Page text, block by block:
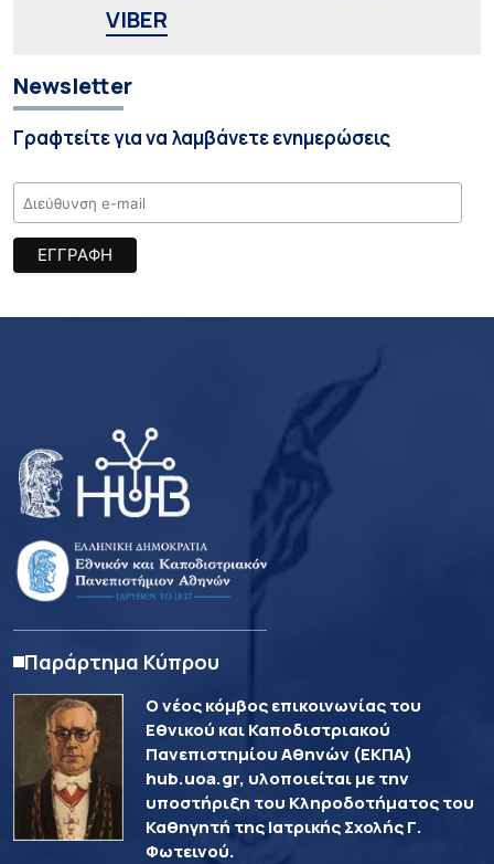
VIBER
Newsletter
Γραφτείτε για να λαμβάνετε ενημερώσεις
Παράρτημα Κύπρου
Ο νέος κόμβος επικοινωνίας του
Εθνικού και Καποδιστριακού
Πανεπιστημίου Αθηνών (ΕΚΠΑ)
hub.uoa.gr, υλοποιείται με την
υποστήριξη του Κληροδοτήματος του
Καθηγητή της Ιατρικής Σχολής Γ.
Φωτεινού.